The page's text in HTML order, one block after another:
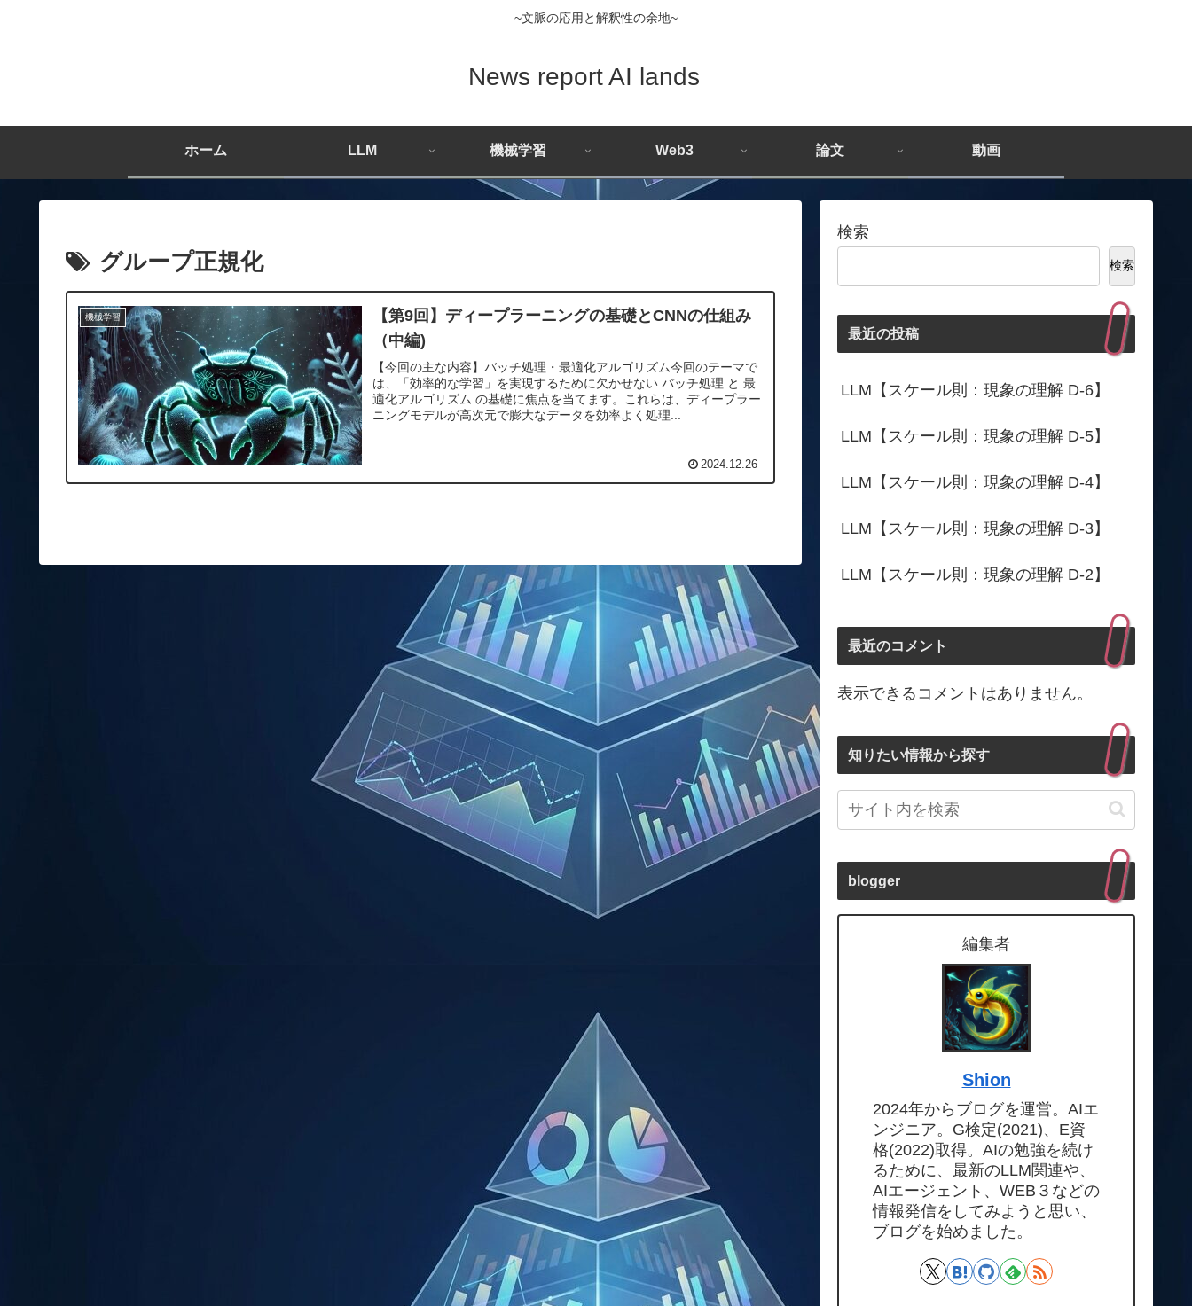
~文脈の応用と解釈性の余地~
News report AI lands
ホーム LLM 機械学習 Web3 論文 動画
グループ正規化
機械学習
【第9回】ディープラーニングの基礎とCNNの仕組み
（中編)
【今回の主な内容】バッチ処理・最適化アルゴリズム今回のテーマで
は、「効率的な学習」を実現するために欠かせない バッチ処理 と 最
適化アルゴリズム の基礎に焦点を当てます。これらは、ディープラー
ニングモデルが高次元で膨大なデータを効率よく処理...
2024.12.26
検索
検索
最近の投稿
LLM【スケール則：現象の理解 D-6】
LLM【スケール則：現象の理解 D-5】
LLM【スケール則：現象の理解 D-4】
LLM【スケール則：現象の理解 D-3】
LLM【スケール則：現象の理解 D-2】
最近のコメント
表示できるコメントはありません。
知りたい情報から探す
blogger
編集者
Shion
2024年からブログを運営。AIエ
ンジニア。G検定(2021)、E資
格(2022)取得。AIの勉強を続け
るために、最新のLLM関連や、
AIエージェント、WEB３などの
情報発信をしてみようと思い、
ブログを始めました。